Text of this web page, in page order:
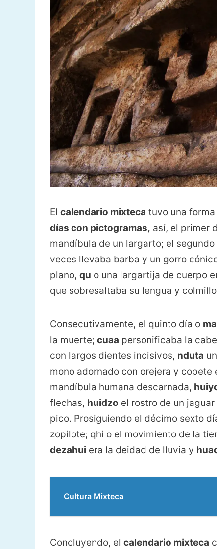
El calendario mixteca tuvo una
días con pictogramas, así, el primer
mandíbula de un largarto; el segundo
veces llevaba barba y un gorro
plano, qu o una largartija de cuerpo
que sobresaltaba su lengua y
Consecutivamente, el quinto día o
la muerte; cuaa personificaba la
con largos dientes incisivos, nduta
mono adornado con orejera y copete
mandíbula humana descarnada,
flechas, huidzo el rostro de un
pico. Prosiguiendo el décimo sexto
zopilote; qhi o el movimiento de la
dezahui era la deidad de lluvia y
Cultura Mixteca
Concluyendo, el calendario mixteca